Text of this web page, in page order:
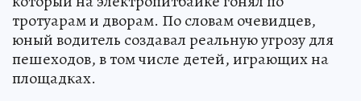
тротуарам и дворам. По словам очевидцев,
юный водитель создавал реальную угрозу для
пешеходов, в том числе детей, играющих на
площадках.